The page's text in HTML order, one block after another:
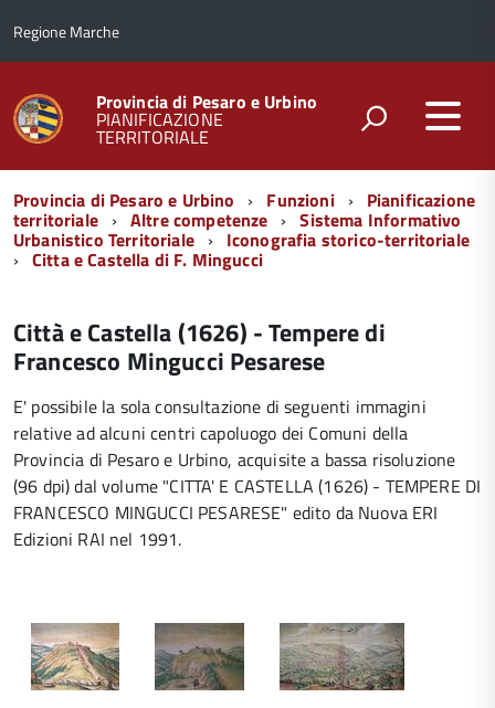
Regione Marche
Provincia di Pesaro e Urbino
PIANIFICAZIONE
TERRITORIALE
Menu
di
navigazione
Provincia di Pesaro e Urbino Funzioni Pianificazione
territoriale Altre competenze Sistema Informativo
Urbanistico Territoriale Iconografia storico-territoriale
Citta e Castella di F. Mingucci
Città e Castella (1626) - Tempere di
Francesco Mingucci Pesarese
E' possibile la sola consultazione di seguenti immagini
relative ad alcuni centri capoluogo dei Comuni della
Provincia di Pesaro e Urbino, acquisite a bassa risoluzione
(96 dpi) dal volume "CITTA' E CASTELLA (1626) - TEMPERE DI
FRANCESCO MINGUCCI PESARESE" edito da Nuova ERI
Edizioni RAI nel 1991.